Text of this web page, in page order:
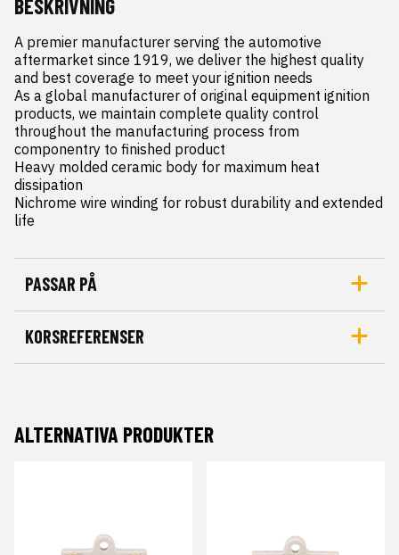
BESKRIVNING
A premier manufacturer serving the automotive
aftermarket since 1919, we deliver the highest quality
and best coverage to meet your ignition needs
As a global manufacturer of original equipment ignition
products, we maintain complete quality control
throughout the manufacturing process from
componentry to finished product
Heavy molded ceramic body for maximum heat
dissipation
Nichrome wire winding for robust durability and extended
life
PASSAR PÅ
KORSREFERENSER
ALTERNATIVA PRODUKTER